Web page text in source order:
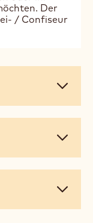
Der
/ Confiseur